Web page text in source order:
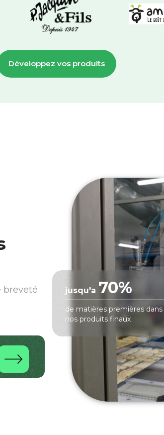
Développez vos produits
breveté
jusqu'a 70%
de matières premières dans
nos produits finaux